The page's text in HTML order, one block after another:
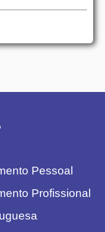
Pessoal
Profissional